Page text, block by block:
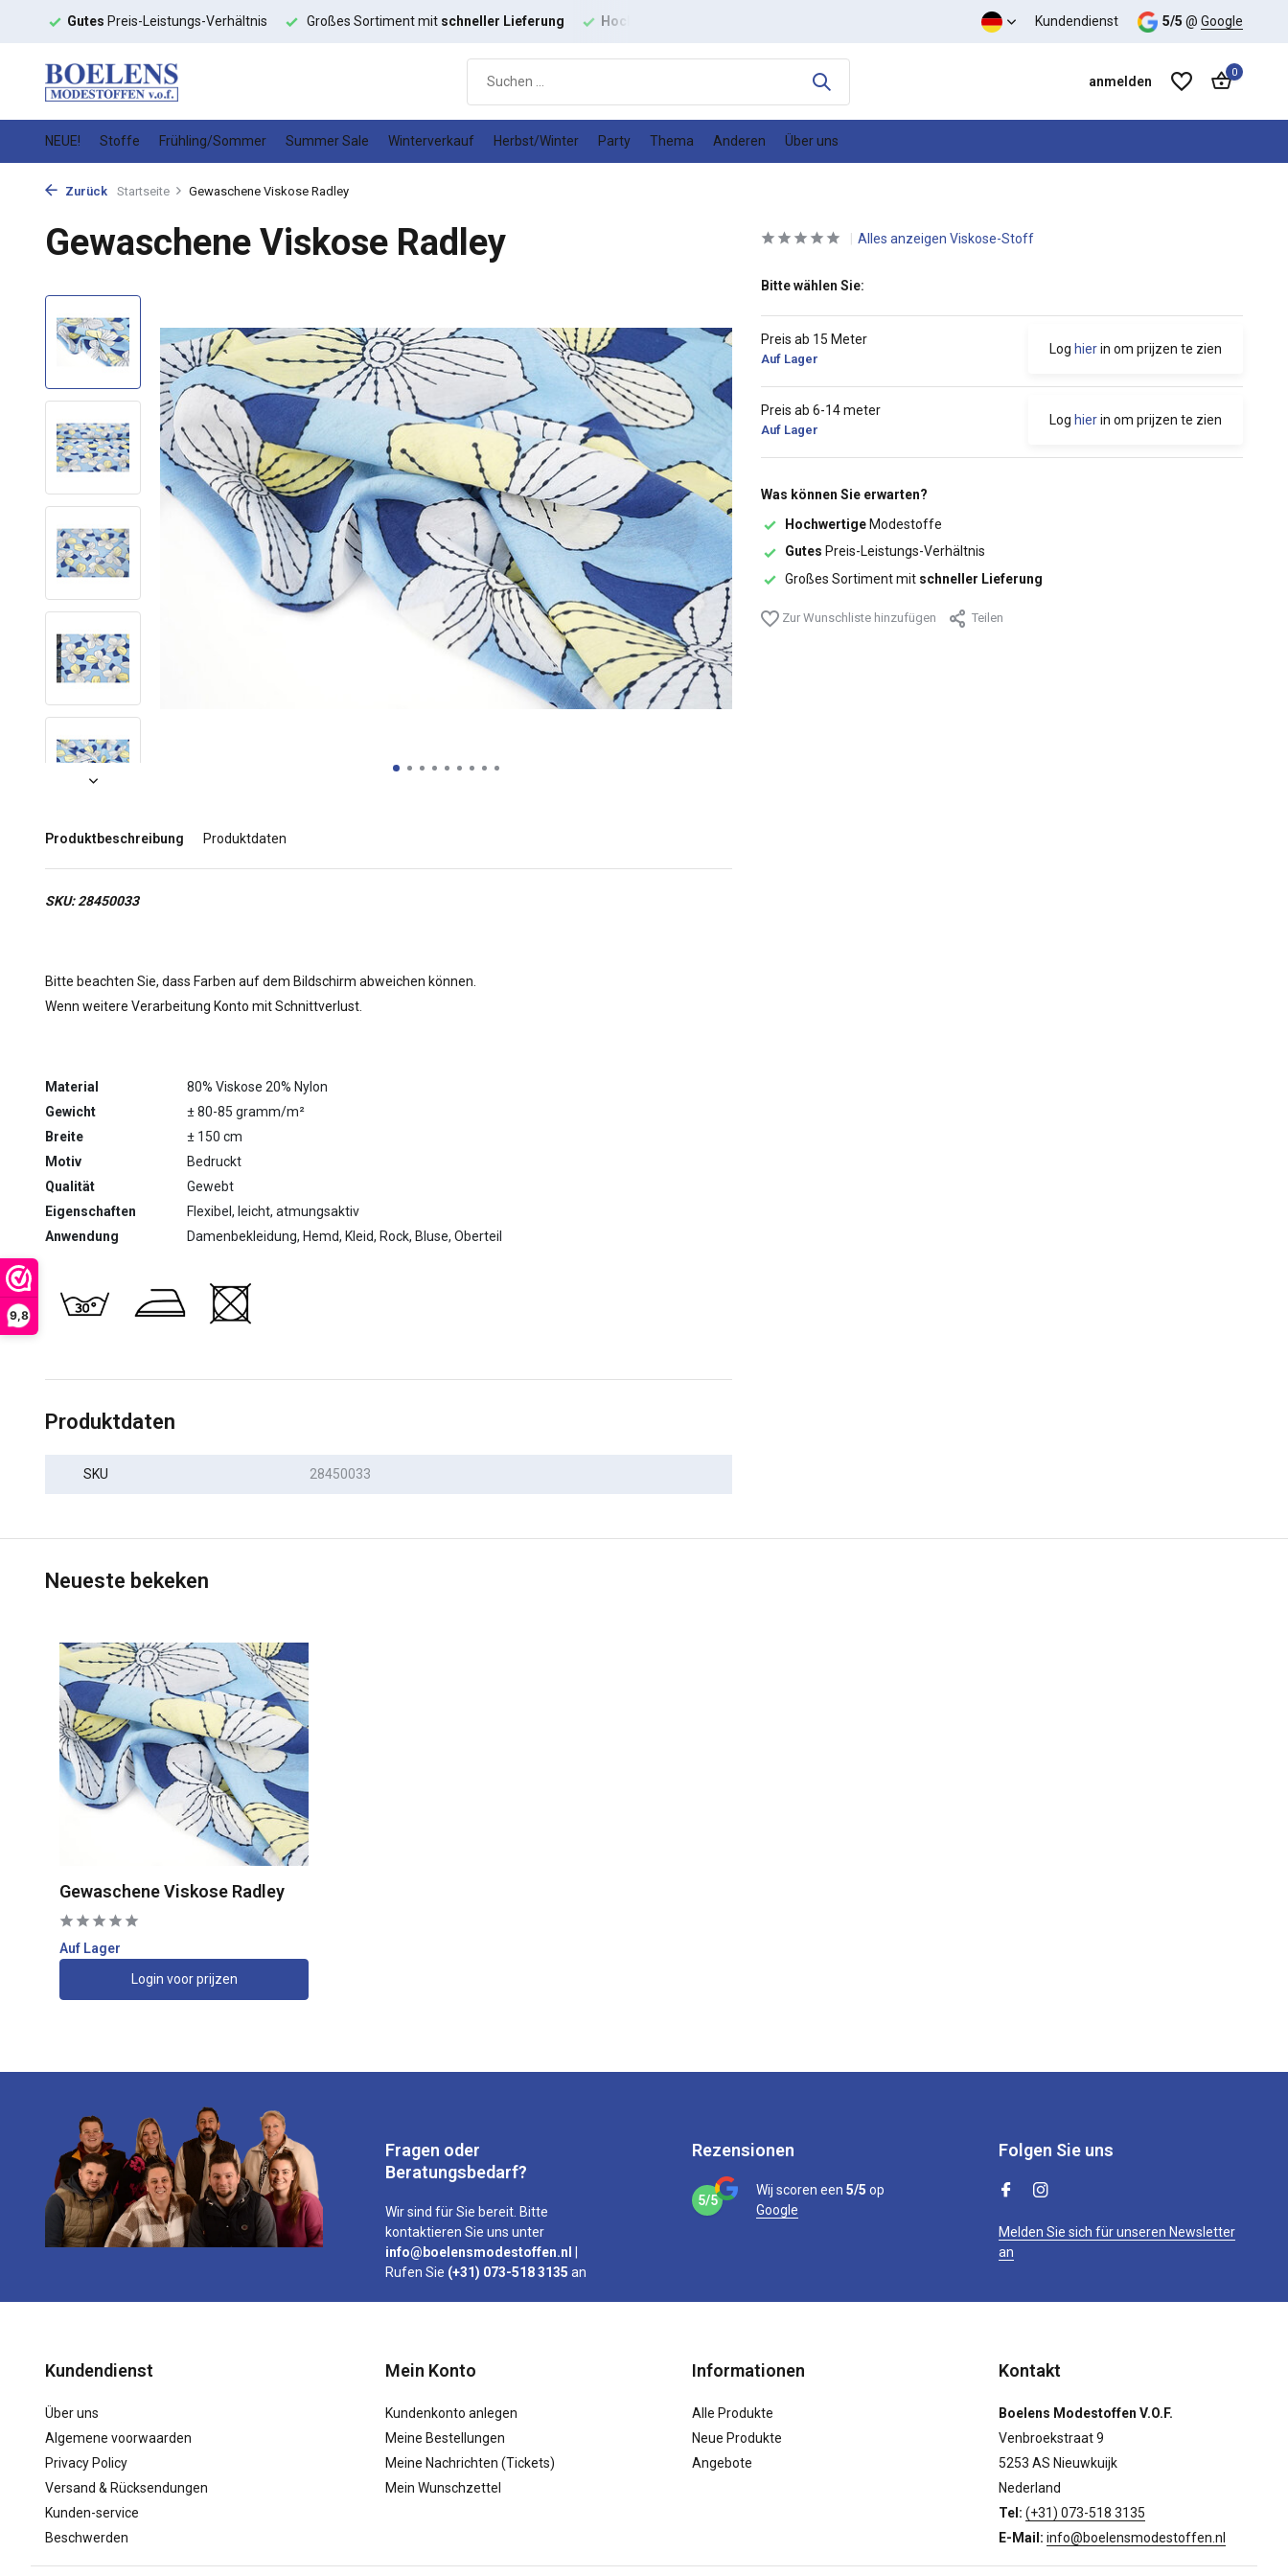
9,8
Gutes Preis-Leistungs-Verhältnis Großes Sortiment mit schneller Lieferung Hochwertige Preis-Leistungs-Verhältnis Kundendienst 5/5 @ Google
anmelden
0
NEUE! Stoffe Frühling/Sommer Summer Sale Winterverkauf Herbst/Winter Party Thema Anderen Über uns
Zurück Startseite Gewaschene Viskose Radley
Gewaschene Viskose Radley
Produktbeschreibung Produktdaten
SKU: 28450033
Bitte beachten Sie, dass Farben auf dem Bildschirm abweichen können.
Wenn weitere Verarbeitung Konto mit Schnittverlust.
Material
80% Viskose 20% Nylon
Gewicht
± 80-85 gramm/m²
Breite
± 150 cm
Motiv
Bedruckt
Qualität
Gewebt
Eigenschaften
Flexibel, leicht, atmungsaktiv
Anwendung
Damenbekleidung, Hemd, Kleid, Rock, Bluse, Oberteil
Produktdaten
SKU 28450033
Alles anzeigen Viskose-Stoff
Bitte wählen Sie:
Preis ab 15 Meter
Auf Lager
Log hierin om prijzen te zien
Preis ab 6-14 meter
Auf Lager
Log hierin om prijzen te zien
Was können Sie erwarten?
HochwertigeModestoffe
Gutes Preis-Leistungs-Verhältnis
Großes Sortiment mit schneller Lieferung
Zur Wunschliste hinzufügen Teilen
Neueste bekeken
Gewaschene Viskose Radley
Auf Lager
Login voor prijzen
Fragen oder
Beratungsbedarf?
Wir sind für Sie bereit. Bitte
kontaktieren Sie uns unter
info@boelensmodestoffen.nl
Rufen Sie (+31) 073-518 3135 an
Rezensionen
5/5
Wij scoren een 5/5 op
Google
Folgen Sie uns
Melden Sie sich für unseren Newsletter
an
Kundendienst
Über uns
Algemene voorwaarden
Privacy Policy
Versand & Rücksendungen
Kunden-service
Beschwerden
Mein Konto
Kundenkonto anlegen
Meine Bestellungen
Meine Nachrichten (Tickets)
Mein Wunschzettel
Informationen
Alle Produkte
Neue Produkte
Angebote
Kontakt
Boelens Modestoffen V.O.F.
Venbroekstraat 9
5253 AS Nieuwkuijk
Nederland
Tel: (+31) 073-518 3135
E-Mail: info@boelensmodestoffen.nl